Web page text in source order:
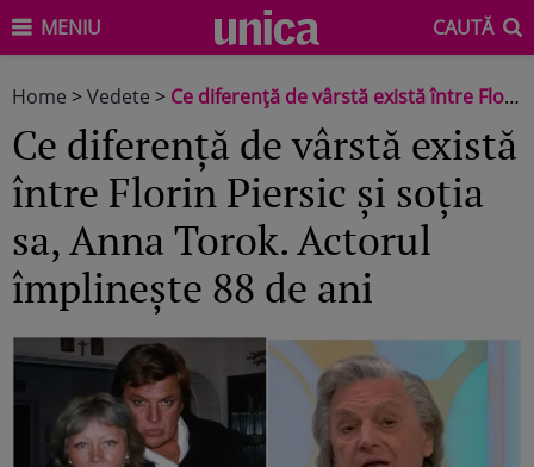
MENIU CAUTĂ
Home >Vedete > Ce diferență de vârstă există între Florin Piersic și soția sa, Anna Torok. Actorul împlinește 88 de ani
Ce diferență de vârstă există
între Florin Piersic și soția
sa, Anna Torok. Actorul
împlinește 88 de ani